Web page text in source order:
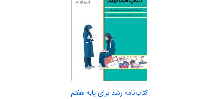
کتاب‌نامه رشد برای پایه هفتم